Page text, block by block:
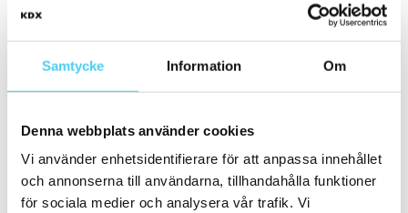
Samtycke Information Om
Denna webbplats använder cookies
Vi använder enhetsidentifierare för att anpassa innehållet
och annonserna till användarna, tillhandahålla funktioner
för sociala medier och analysera vår trafik. Vi
ca 20x20 cm(22)
(2)
20x10 cm(4)
20x40 cm(1)
ca 20x60 cm(2)
20x60 cm(1)
Mellan (25 - 50 cm)(67)